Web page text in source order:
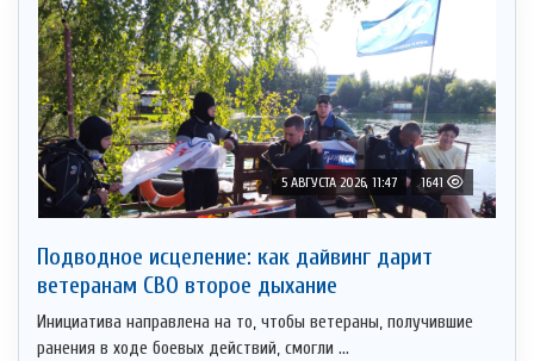
5 АВГУСТА 2026, 11:47 1641
Подводное исцеление: как дайвинг дарит
ветеранам СВО второе дыхание
Инициатива направлена на то, чтобы ветераны, получившие
ранения в ходе боевых действий, смогли ...